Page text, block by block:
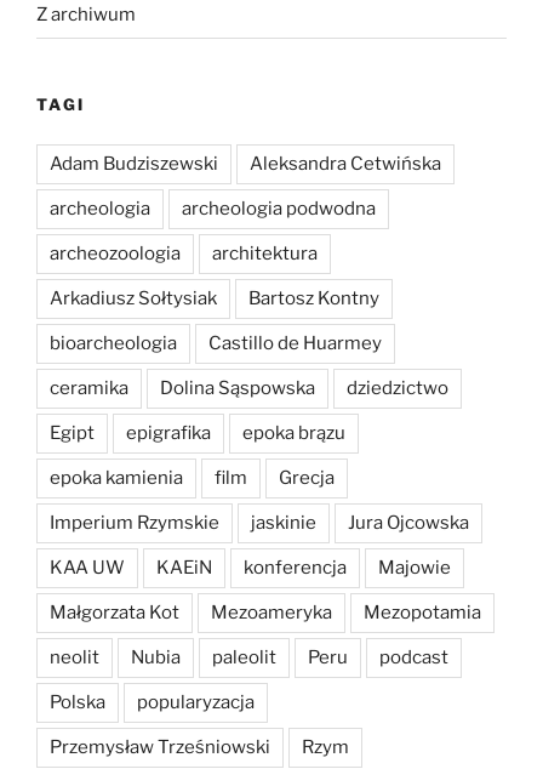
Z archiwum
TAGI
Adam Budziszewski Aleksandra Cetwińska
archeologia archeologia podwodna
archeozoologia architektura
Arkadiusz Sołtysiak Bartosz Kontny
bioarcheologia Castillo de Huarmey
ceramika Dolina Sąspowska dziedzictwo
Egipt epigrafika epoka brązu
epoka kamienia film Grecja
Imperium Rzymskie jaskinie Jura Ojcowska
KAA UW KAEiN konferencja Majowie
Małgorzata Kot Mezoameryka Mezopotamia
neolit Nubia paleolit Peru podcast
Polska popularyzacja
Przemysław Trześniowski Rzym